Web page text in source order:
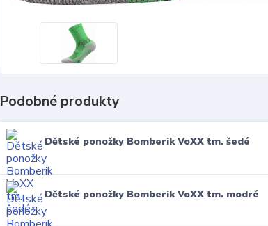
Podobné produkty
Dětské ponožky Bomberik VoXX tm. šedé
Dětské ponožky Bomberik VoXX tm. modré